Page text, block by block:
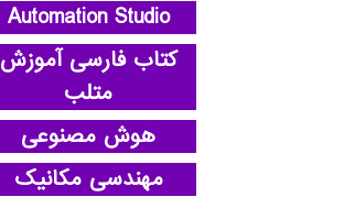
Automation Studio
کتاب فارسی آموزش
متلب
هوش مصنوعی
مهندسی مکانیک